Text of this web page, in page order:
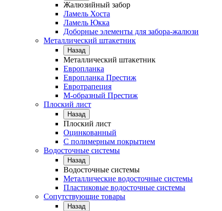
Жалюзийный забор
Ламель Хоста
Ламель Юкка
Доборные элементы для забора-жалюзи
Металлический штакетник
Назад
Металлический штакетник
Европланка
Европланка Престиж
Евротрапеция
М-образный Престиж
Плоский лист
Назад
Плоский лист
Оцинкованный
С полимерным покрытием
Водосточные системы
Назад
Водосточные системы
Металлические водосточные системы
Пластиковые водосточные системы
Сопутствующие товары
Назад